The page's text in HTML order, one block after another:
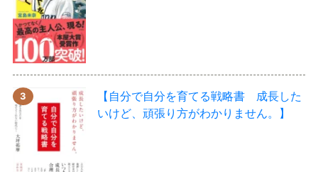
【自分で自分を育てる戦略書 成長した
いけど、頑張り方がわかりません。】